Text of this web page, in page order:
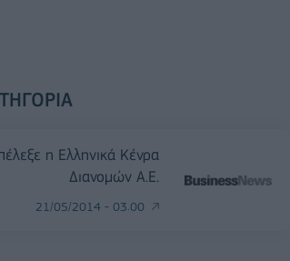
η Ελληνικά Κένρα
Διανομών Α.Ε.
21/05/2014 - 03:00